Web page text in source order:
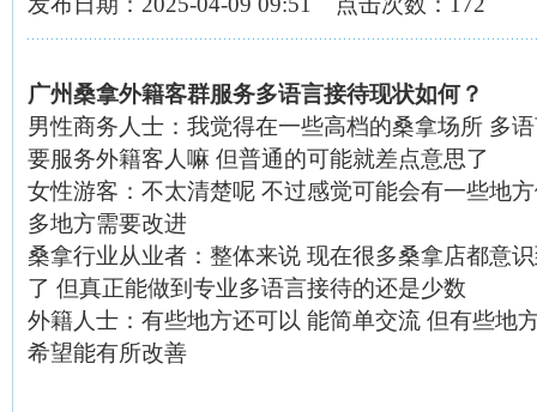
广州桑拿外籍客群服务多语言接待现状如何？
男性商务人士 ：我觉得在一些高档的桑拿场所 多
要服务外籍客人嘛 但普通的可能就差点意思了
女性游客 ：不太清楚呢 不过感觉可能会有一些地
多地方需要改进
桑拿行业从业者 ：整体来说 现在很多桑拿店都意
了 但真正能做到专业多语言接待的还是少数
外籍人士 ：有些地方还可以 能简单交流 但有些地
希望能有所改善